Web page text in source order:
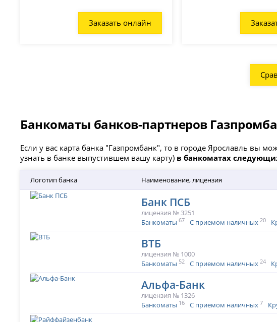
Заказать онлайн
Банкоматы банков-партнеров
Если у вас карта банка "Газпромбанк", то в городе Ярославль вы
узнать в банке выпустившем вашу карту) в банкоматах
Логотип банка Наименование, лицензия
Банк ПСБ
лицензия № 3251
Банкоматы 67 С приемом наличных 20
ВТБ
лицензия № 1000
Банкоматы 52 С приемом наличных 24
Альфа-Банк
лицензия № 1326
Банкоматы 16 С приемом наличных 7